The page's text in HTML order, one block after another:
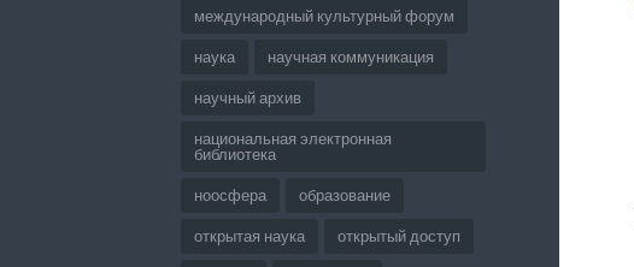
международный культурный форум
наука научная коммуникация
научный архив
национальная электронная
библиотека
ноосфера образование
открытая наука открытый доступ